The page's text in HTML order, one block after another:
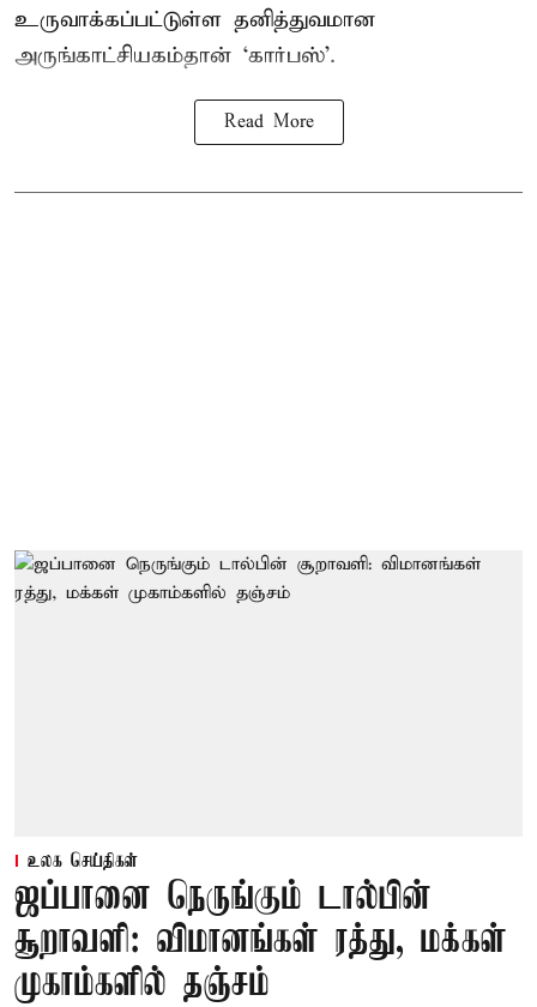
உருவாக்கப்பட்டுள்ள தனித்துவமான
அருங்காட்சியகம்தான் ‘கார்பஸ்’.
Read More
உலக செய்திகள்
ஜப்பானை நெருங்கும் டால்பின்
சூறாவளி: விமானங்கள் ரத்து, மக்கள்
முகாம்களில் தஞ்சம்